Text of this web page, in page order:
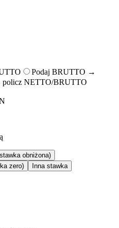
Podaj BRUTTO →
NETTO/BRUTTO
obniżona)
zero) Inna stawka